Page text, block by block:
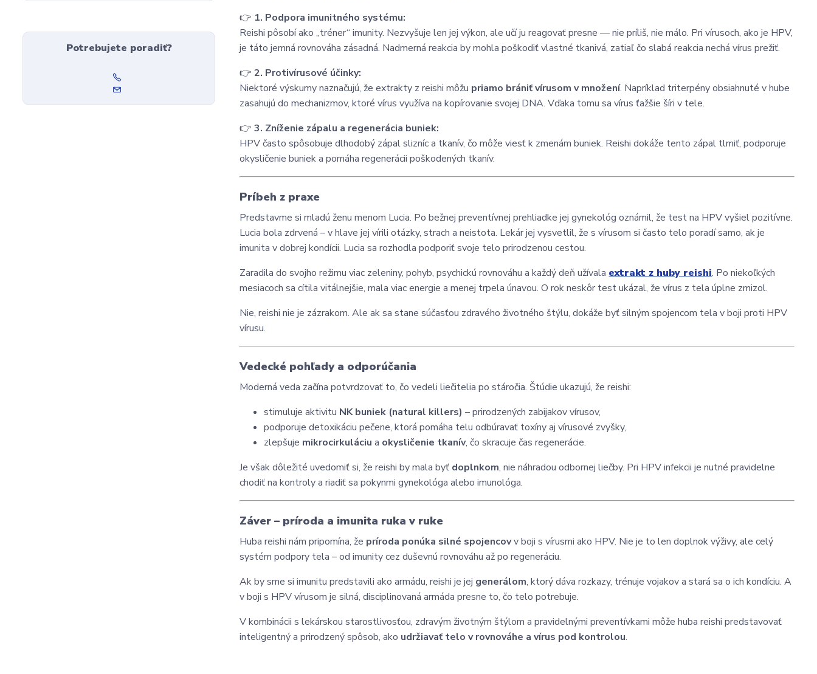
Potrebujete poradiť?
👉 1. Podpora imunitného systému:
Reishi pôsobí ako „tréner“ imunity. Nezvyšuje len jej výkon, ale učí ju reagovať presne — nie príliš, nie málo. Pri vírusoch, ako je HPV,
je táto jemná rovnováha zásadná. Nadmerná reakcia by mohla poškodiť vlastné tkanivá, zatiaľ čo slabá reakcia nechá vírus prežiť.
👉2. Protivírusové účinky:
Niektoré výskumy naznačujú, že extrakty z reishi môžu priamo brániť vírusom v množení. Napríklad triterpény obsiahnuté v hube
zasahujú do mechanizmov, ktoré vírus využíva na kopírovanie svojej DNA. Vďaka tomu sa vírus ťažšie šíri v tele.
👉3. Zníženie zápalu a regenerácia buniek:
HPV často spôsobuje dlhodobý zápal slizníc a tkanív, čo môže viesť k zmenám buniek. Reishi dokáže tento zápal tlmiť, podporuje
okysličenie buniek a pomáha regenerácii poškodených tkanív.
Príbeh z praxe
Predstavme si mladú ženu menom Lucia. Po bežnej preventívnej prehliadke jej gynekológ oznámil, že test na HPV vyšiel pozitívne.
Lucia bola zdrvená – v hlave jej vírili otázky, strach a neistota. Lekár jej vysvetlil, že s vírusom si často telo poradí samo, ak je
imunita v dobrej kondícii. Lucia sa rozhodla podporiť svoje telo prirodzenou cestou.
Zaradila do svojho režimu viac zeleniny, pohyb, psychickú rovnováhu a každý deň užívala extrakt z huby reishi. Po niekoľkých
mesiacoch sa cítila vitálnejšie, mala viac energie a menej trpela únavou. O rok neskôr test ukázal, že vírus z tela úplne zmizol.
Nie, reishi nie je zázrakom. Ale ak sa stane súčasťou zdravého životného štýlu, dokáže byť silným spojencom tela v boji proti HPV
vírusu.
Vedecké pohľady a odporúčania
Moderná veda začína potvrdzovať to, čo vedeli liečitelia po stáročia. Štúdie ukazujú, že reishi:
stimuluje aktivitu NK buniek (natural killers) – prirodzených zabijakov vírusov,
podporuje detoxikáciu pečene, ktorá pomáha telu odbúravať toxíny aj vírusové zvyšky,
zlepšuje mikrocirkuláciu a okysličenie tkanív, čo skracuje čas regenerácie.
Je však dôležité uvedomiť si, že reishi by mala byť doplnkom, nie náhradou odbornej liečby. Pri HPV infekcii je nutné pravidelne
chodiť na kontroly a riadiť sa pokynmi gynekológa alebo imunológa.
Záver – príroda a imunita ruka v ruke
Huba reishi nám pripomína, že príroda ponúka silné spojencovv boji s vírusmi ako HPV. Nie je to len doplnok výživy, ale celý
systém podpory tela – od imunity cez duševnú rovnováhu až po regeneráciu.
Ak by sme si imunitu predstavili ako armádu, reishi je jej generálom, ktorý dáva rozkazy, trénuje vojakov a stará sa o ich kondíciu. A
v boji s HPV vírusom je silná, disciplinovaná armáda presne to, čo telo potrebuje.
V kombinácii s lekárskou starostlivosťou, zdravým životným štýlom a pravidelnými preventívkami môže huba reishi predstavovať
inteligentný a prirodzený spôsob, ako udržiavať telo v rovnováhe a vírus pod kontrolou.